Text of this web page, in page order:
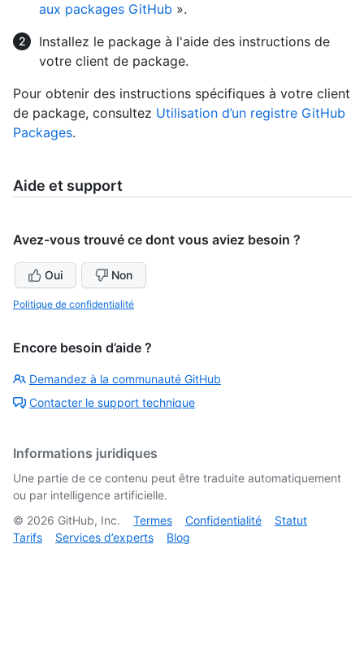
aux packages GitHub ».
Installez le package à l'aide des instructions de
votre client de package.
Pour obtenir des instructions spécifiques à votre client
de package, consultez Utilisation d’un registre GitHub
Packages.
Aide et support
Avez-vous trouvé ce dont vous aviez besoin ?
Oui Non
Politique de confidentialité
Encore besoin d’aide ?
Demandez à la communauté GitHub
Contacter le support technique
Informations juridiques
Une partie de ce contenu peut être traduite automatiquement
ou par intelligence artificielle.
© 2026 GitHub, Inc. Termes Confidentialité
Statut
Tarifs
Services d’experts Blog